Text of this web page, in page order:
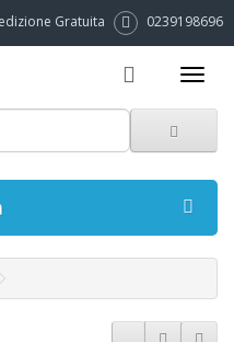
Gratuita 0239198696